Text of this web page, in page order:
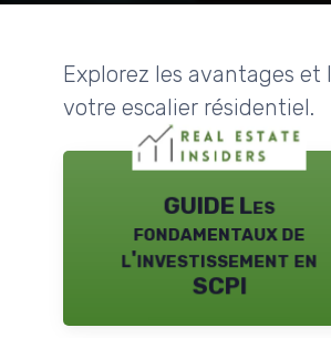
Explorez les avantages
votre escalier résidentiel.
GUIDE Les
fondamentaux de
l'investissement en
SCPI